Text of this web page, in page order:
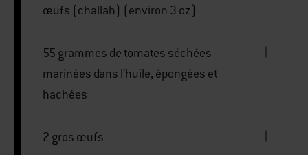
œufs (challah) (environ 3 oz)
55 grammes de tomates séchées
marinées dans l’huile, épongées et
hachées
2 gros œufs